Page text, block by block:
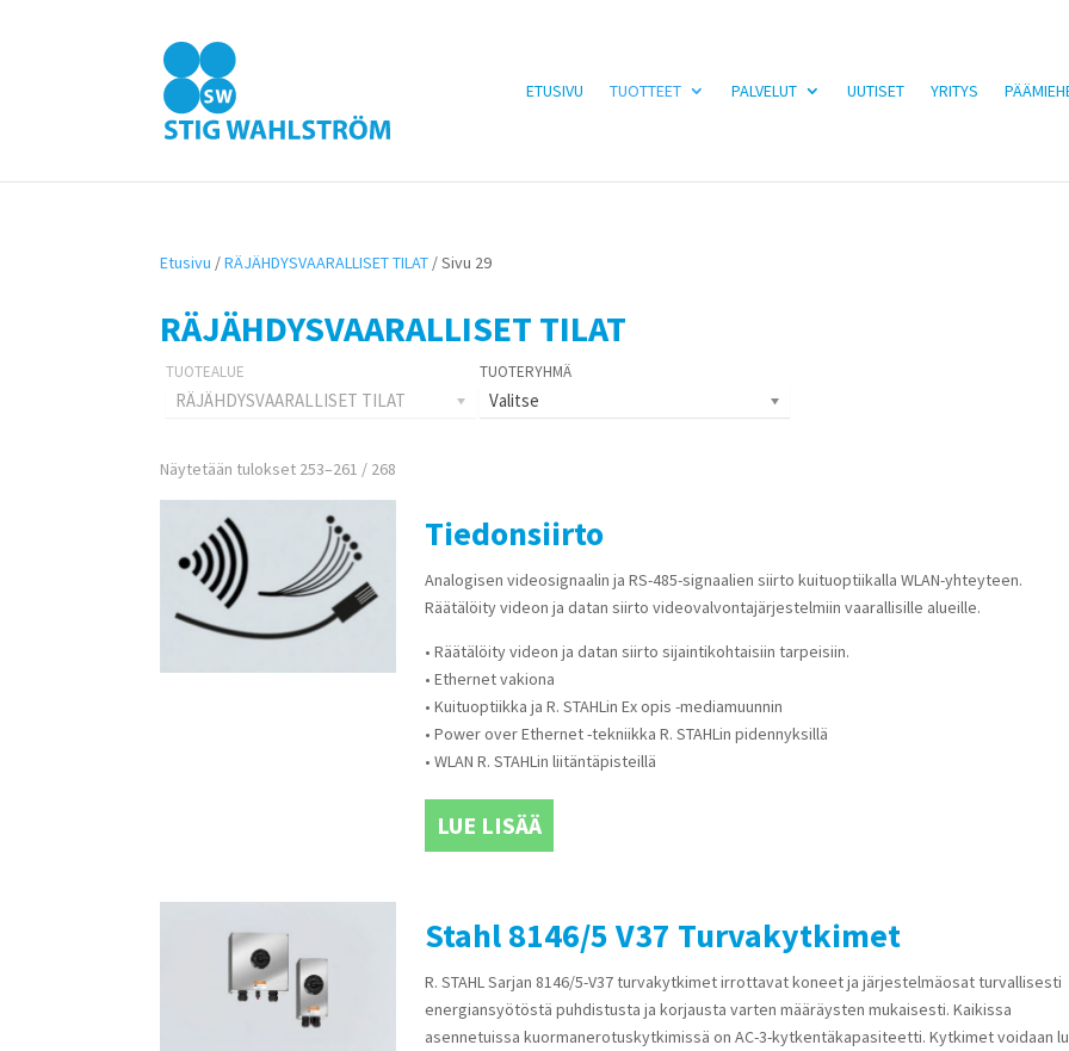
ETUSIVU TUOTTEET PALVELUT UUTISET YRITYS
Etusivu /RÄJÄHDYSVAARALLISET TILAT / Sivu 29
RÄJÄHDYSVAARALLISET TILAT
RÄJÄHDYSVAARALLISET TILAT Valitse
Näytetään tulokset 253–261 / 268
Tiedonsiirto
Analogisen videosignaalin ja RS-485-signaalien siirto kuituoptiikalla WLAN-yhteyteen.
Räätälöity videon ja datan siirto videovalvontajärjestelmiin vaarallisille alueille.
• Räätälöity videon ja datan siirto sijaintikohtaisiin tarpeisiin.
• Ethernet vakiona
• Kuituoptiikka ja R. STAHLin Ex opis -mediamuunnin
• Power over Ethernet -tekniikka R. STAHLin pidennyksillä
• WLAN R. STAHLin liitäntäpisteillä
LUE LISÄÄ
Stahl 8146/5 V37 Turvakytkimet
R. STAHL Sarjan 8146/5-V37 turvakytkimet irrottavat koneet ja järjestelmäosat turvallisesti
energiansyötöstä puhdistusta ja korjausta varten määräysten mukaisesti. Kaikissa
asennetuissa kuormanerotuskytkimissä on AC-3-kytkentäkapasiteetti. Kytkimet voidaan